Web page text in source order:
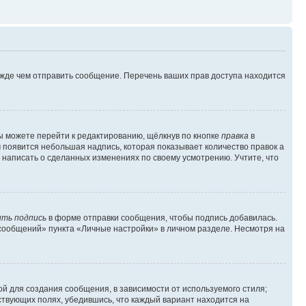
чем отправить сообщение. Перечень ваших прав доступа находится
перейти к редактированию, щёлкнув по кнопке правка в
небольшая надпись, которая показывает количество правок а
о сделанных изменениях по своему усмотрению. Учтите, что
подпись в форме отправки сообщения, чтобы подпись добавилась.
пункта «Личные настройки» в личном разделе. Несмотря на
для создания сообщения, в зависимости от используемого стиля;
полях, убедившись, что каждый вариант находится на